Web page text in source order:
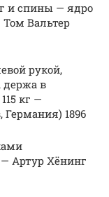
и спины — ядро
Том Вальтер
рукой,
держа в
кг —
1896
Артур Хёнинг